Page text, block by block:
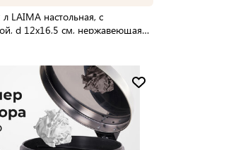
LAIMA настольная, с
d 12х16,5 см, нержавеющая
до 3 дней